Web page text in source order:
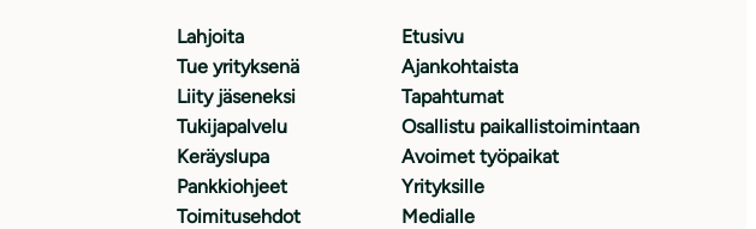
Lahjoita
Tue yrityksenä
Liity jäseneksi
Tukijapalvelu
Keräyslupa
Pankkiohjeet
Toimitusehdot
Etusivu
Ajankohtaista
Tapahtumat
Osallistu paikallistoimintaan
Avoimet työpaikat
Yrityksille
Medialle